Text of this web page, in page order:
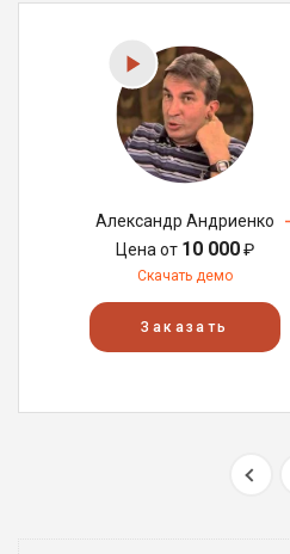
Александр Андриенко
Цена от 10 000₽
Скачать демо
Заказать